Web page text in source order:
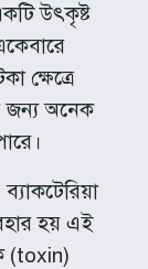
উৎকৃষ্ট
ক্ষেত্রে
জন্য অনেক
হয় এই
(toxin)